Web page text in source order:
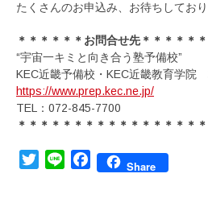
たくさんのお申込み、お待ちしており
＊＊＊＊＊＊お問合せ先＊＊＊＊＊＊
“宇宙一キミと向き合う塾予備校”
KEC近畿予備校・KEC近畿教育学院
https://www.prep.kec.ne.jp/
TEL：072-845-7700
＊＊＊＊＊＊＊＊＊＊＊＊＊＊＊＊＊
TwitterLine FacebookShare